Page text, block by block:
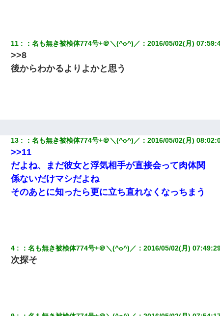
た。
転職先が決まったので退職の意思を伝えたら。上司「無責任」
旦那が長男のDNA鑑定をしたら血縁関係0%だった。旦那「やっぱ
りウワキしてたんだな…」長男「俺は誰の子供なの？」長女・次
男「ウワキ女！」
日航機墜落事故の「ここからは日本語で大丈夫ですよ〜」の絶望
感がヤバイ・・・
高1のとき男に襲われ、不妊の叔母に頼まれて出産。→叔母夫婦が
養子縁組してアメリカに子供を連れ帰った。→9・11で叔母夫婦が
11 ：名も無き被検体774号+＠＼(^o^)／ ：2016/05/02(月)
>>8
後からわかるよりよかと思う
13 ：名も無き被検体774号+＠＼(^o^)／ ：2016/05/02(月)
>>11
だよね、まだ彼女と浮気相手が直接会って肉体関
係ないだけマシだよね
そのあとに知ったら更に立ち直れなくなっちまう
4 ：名も無き被検体774号+＠＼(^o^)／ ：2016/05/02(月)
次探そ